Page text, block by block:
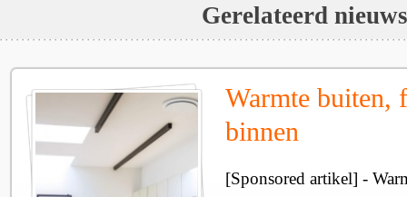
Gerelateerd nieuws
Warmte buiten,
binnen
[Sponsored artikel] -